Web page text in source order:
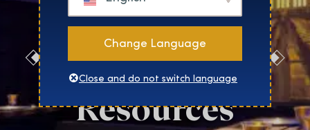
Boston Press
Resources
Change Language
Close and do not switch language